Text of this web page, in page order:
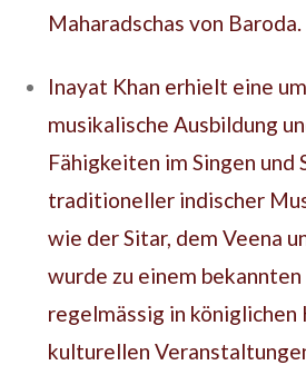
Maharadschas von Baroda.
Inayat Khan erhielt eine
musikalische Ausbildung
Fähigkeiten im Singen und
traditioneller indischer
wie der Sitar, dem Veena
wurde zu einem
regelmässig in königlichen
kulturellen